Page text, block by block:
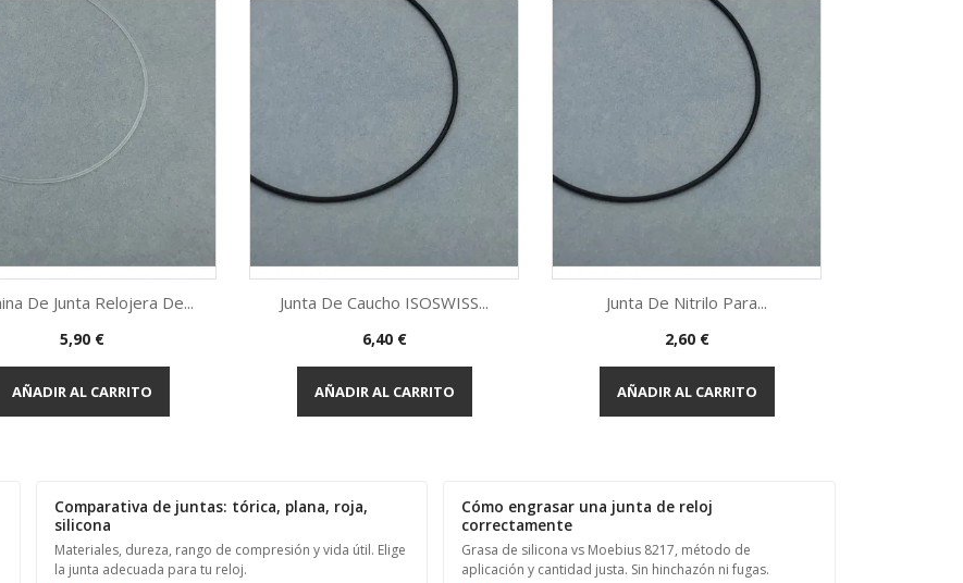
Vista rápida
De Junta Relojera De...
Precio
5,90 €
AÑADIR AL CARRITO
Vista rápida
Junta De Caucho ISOSWISS...
Precio
6,40 €
AÑADIR AL CARRITO
Vista rápida
Junta De Nitrilo Para...
Precio
2,60 €
AÑADIR AL CARRITO
Comparativa de juntas: tórica, plana, roja,
silicona
Materiales, dureza, rango de compresión y vida útil. Elige
la junta adecuada para tu reloj.
Cómo engrasar una junta de reloj
correctamente
Grasa de silicona vs Moebius 8217, método de
aplicación y cantidad justa. Sin hinchazón ni fugas.